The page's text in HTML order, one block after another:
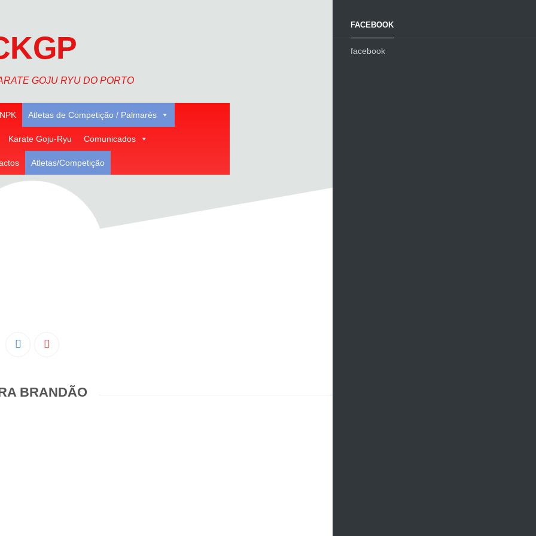
GOJU RYU DO PORTO
NPK Atletas de Competição / Palmarés
Karate Goju-Ryu Comunicados
Atletas/Competição
BRANDÃO
FACEBOOK
facebook